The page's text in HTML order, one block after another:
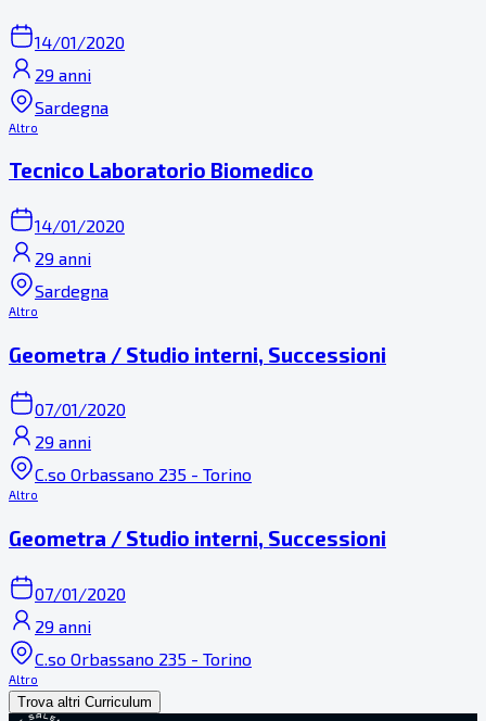
14/01/2020
29 anni
Sardegna
Altro
Tecnico Laboratorio Biomedico
14/01/2020
29 anni
Sardegna
Altro
Geometra / Studio interni, Successioni
07/01/2020
29 anni
C.so Orbassano 235 - Torino
Altro
Geometra / Studio interni, Successioni
07/01/2020
29 anni
C.so Orbassano 235 - Torino
Altro
Trova altri Curriculum